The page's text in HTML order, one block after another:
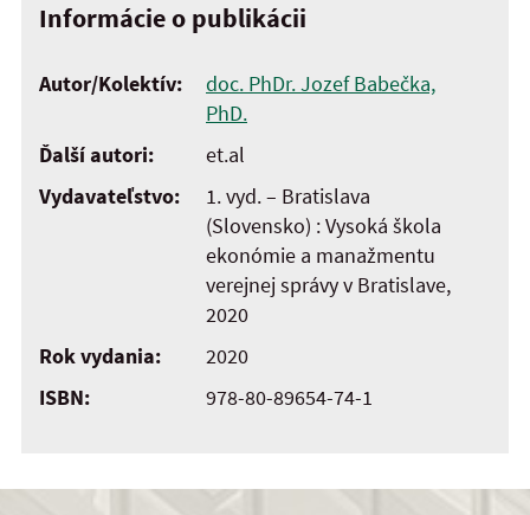
Informácie o publikácii
Autor/Kolektív:
doc. PhDr. Jozef Babečka,
PhD.
Ďalší autori:
et.al
Vydavateľstvo:
1. vyd. – Bratislava
(Slovensko) : Vysoká škola
ekonómie a manažmentu
verejnej správy v Bratislave,
2020
Rok vydania:
2020
ISBN:
978-80-89654-74-1